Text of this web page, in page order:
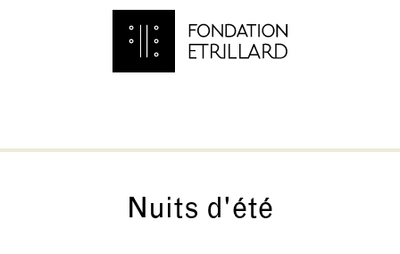
Nuits d'été